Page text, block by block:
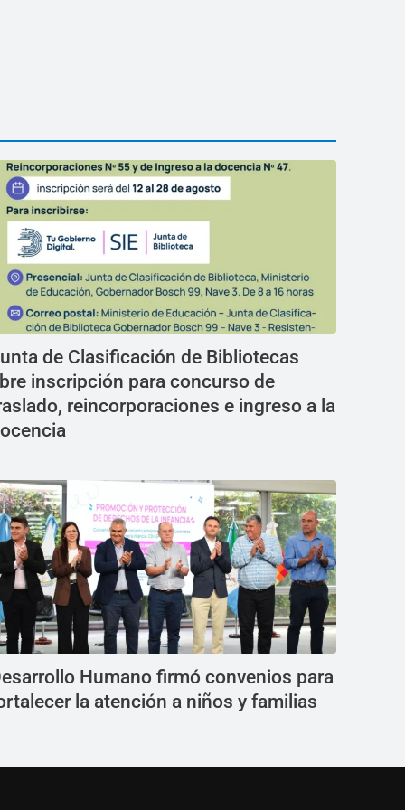
de Clasificación de Bibliotecas
inscripción para concurso de
reincorporaciones e ingreso a la
Humano firmó convenios para
la atención a niños y familias